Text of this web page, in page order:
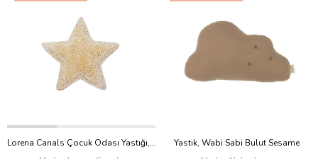
Lorena Canals Çocuk Odası Yastığı, Stella Golden
Yastık, Wabi Sabi Bulut Sesame